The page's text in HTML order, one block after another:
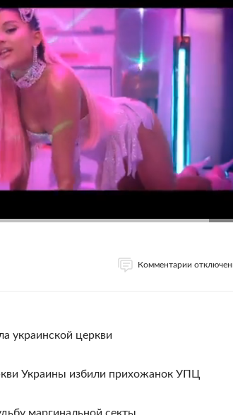
Комментарии
украинской церкви
Украины избили прихожанок УПЦ